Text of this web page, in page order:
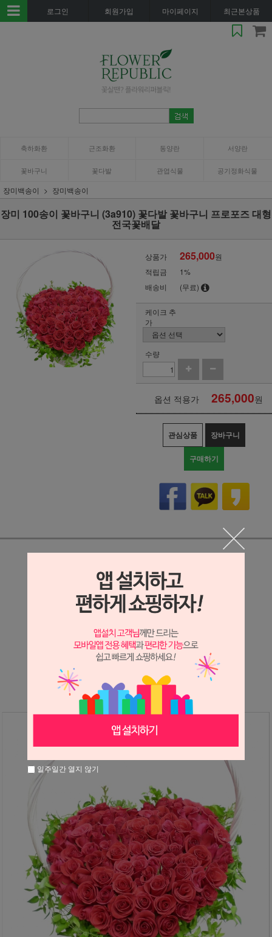
로그인 회원가입 마이페이지 최근본상품
축하화환 근조화환 동양란 서양란
꽃바구니 꽃다발 관엽식물 공기정화식물
장미백송이 장미백송이
장미 100송이 꽃바구니 (3a910) 꽃다발 꽃바구니 프로포즈 대형
전국꽃배달
상품가 265,000원
적립금
1%
배송비
(무료)
케이크 추
가
수량
옵션 적용가 265,000원
관심상품 장바구니
구매하기
상세정보 새창 열기
상세 정보를 확대해 보실 수 있습니다.
※ 필독해주세요 ※
는 시세 변동에 따라 가격이 달라질 수 있으니
문의 후 주문 바랍니다.
일주일간 열지 않기